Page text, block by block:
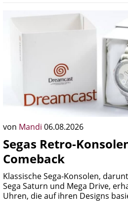
von Mandi 06.08.2026
Segas Retro-
Comeback
Klassische Sega-Konsolen,
Sega Saturn und Mega Drive,
Uhren, die auf ihren Designs